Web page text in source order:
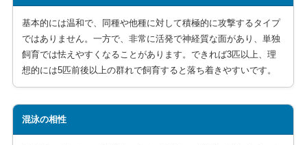
基本的には温和で、同種や他種に対して積極的に攻撃するタイプ
ではありません。一方で、非常に活発で神経質な面があり、単独
飼育では怯えやすくなることがあります。できれば3匹以上、理
想的には5匹前後以上の群れで飼育すると落ち着きやすいです。
混泳の相性